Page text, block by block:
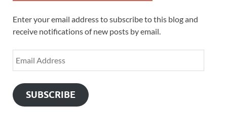
Enter your email address to subscribe to this blog and
receive notifications of new posts by email.
SUBSCRIBE